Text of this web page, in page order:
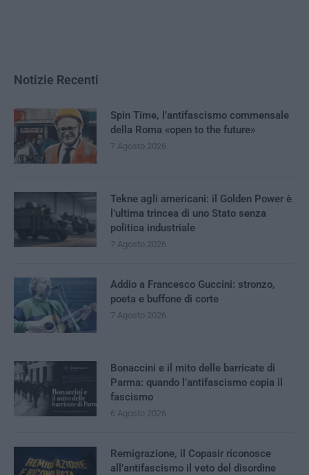
Notizie Recenti
Spin Time, l’antifascismo commensale
della Roma «open to the future»
7 Agosto 2026
Tekne agli americani: il Golden Power è
l’ultima trincea di uno Stato senza
politica industriale
7 Agosto 2026
Addio a Francesco Guccini: stronzo,
poeta e buffone di corte
7 Agosto 2026
Bonaccini e il mito delle barricate di
Parma: quando l’antifascismo copia il
fascismo
6 Agosto 2026
Remigrazione, il Copasir riconosce
all’antifascismo il veto del disordine